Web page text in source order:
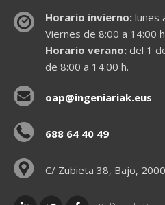
Horario invierno:lunes
Viernes de 8:00 a 14:00
Horario verano:del 1
de 8:00 a 14:00 h.
oap@ingeniariak.eus
688 64 40 49
C/ Zubieta 38, Bajo,